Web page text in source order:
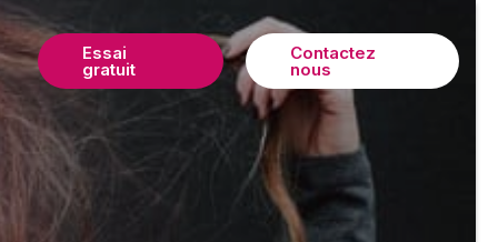
Essai
gratuit
Contactez
nous